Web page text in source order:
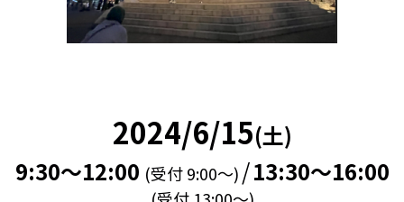
2024/6/15(土)
9:30～12:00 (受付 9:00～) /13:30～16:00